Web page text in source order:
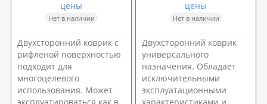
цены
Нет в наличии
Двухсторонний коврик с
рифленой поверхностью
подходит для
многоцелевого
использования. Может
цены
Нет в наличии
Двухсторонний коврик
универсального
назначения. Обладает
исключительными
эксплуатационными